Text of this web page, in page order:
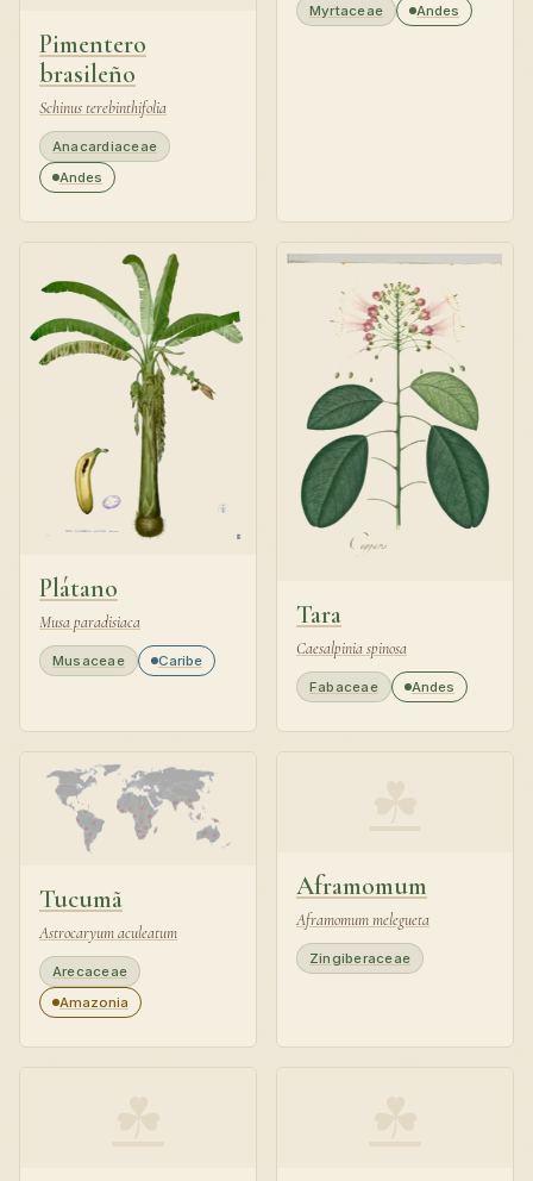
Pimentero
brasileño
Schinus terebinthifolia
Anacardiaceae
Andes
Myrtaceae Andes
Plátano
Musa paradisiaca
Musaceae Caribe
Tara
Caesalpinia spinosa
Fabaceae Andes
Tucumã
Astrocaryum aculeatum
Arecaceae
Amazonia
Aframomum
Aframomum melegueta
Zingiberaceae